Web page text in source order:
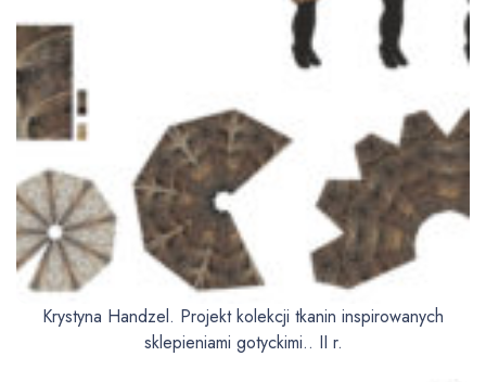
Krystyna Handzel. Projekt kolekcji tkanin inspirowanych
sklepieniami gotyckimi.. II r.